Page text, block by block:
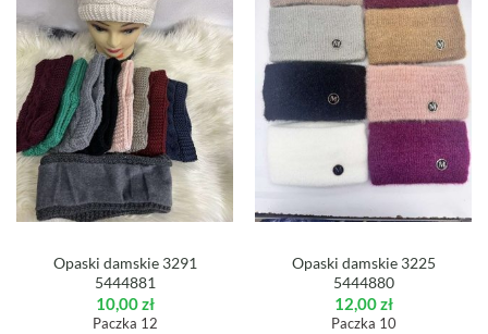
Opaski damskie 3291
5444881
10,00zł
Paczka 12
Opaski damskie 3225
5444880
12,00zł
Paczka 10